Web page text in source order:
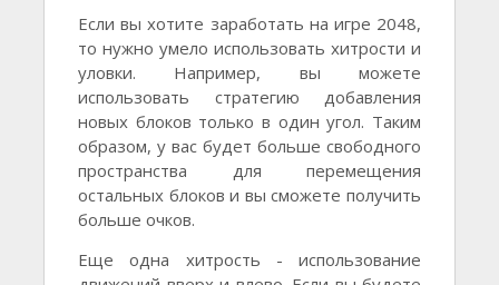
Если вы хотите заработать на игре 2048,
то нужно умело использовать хитрости и
уловки. Например, вы можете
использовать стратегию добавления
новых блоков только в один угол. Таким
образом, у вас будет больше свободного
пространства для перемещения
остальных блоков и вы сможете получить
больше очков.
Еще одна хитрость - использование